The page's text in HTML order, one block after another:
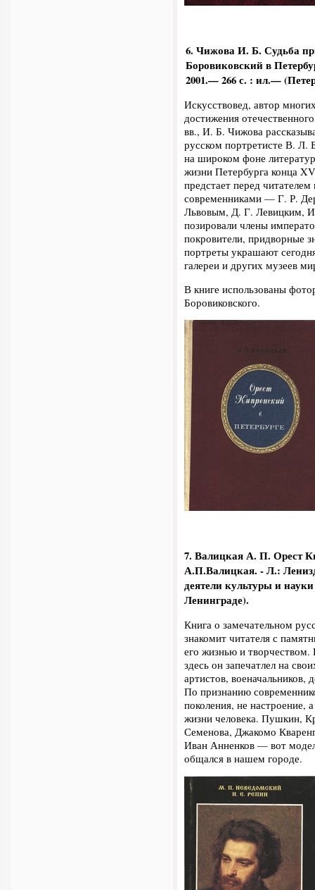
6. Чижова И. Б.Судьба
Боровиковский в
2001.— 266 с. : ил.—
Искусствовед, автор
достижения
вв., И. Б. Чижова
русском портретисте В. Л.
на ши­роком фоне
жизни Петербурга конца
предстает перед
современниками — Г. Р.
Львовым, Д. Г. Левицким,
позировали члены
покровители, придворные
портреты украшают
галереи и других музеев
В книге использованы
Боровиковского.
7. Валицкая А. П. Орест
А.П.Валицкая. - Л.:
деятели культуры и
Ленинграде).
Книга о замечательном
знакомит читателя с
его жизнью и
здесь он запечатлел на
артистов, военачальников,
По признанию
поколения, не
жизни человека. Пушкин,
Семенова, Джакомо
Иван Анненков — вот
общался в нашем городе.